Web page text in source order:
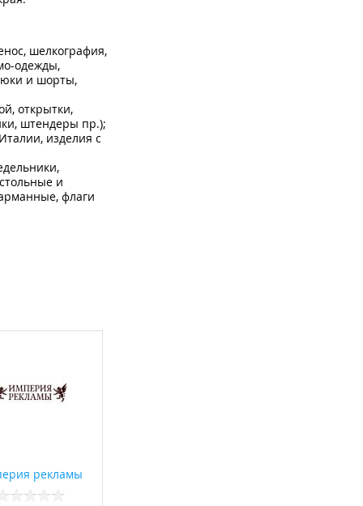
шелкография,
одежды,
и шорты,
открытки,
штендеры пр.);
изделия с
и
флаги
наградные
различными
рекламы